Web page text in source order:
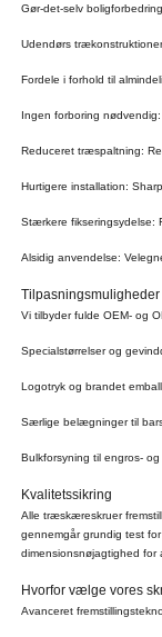
Gør-det-selv
Udendørs
Fordele i forhold til
Ingen forboring
Reduceret træspaltning:
Hurtigere installation:
Stærkere fikseringsydelse:
Alsidig anvendelse:
Tilpasningsmuligheder
Vi tilbyder fulde OEM- og
Specialstørrelser og
Logotryk og brandet
Særlige belægninger til
Bulkforsyning til engros-
Kvalitetssikring
Alle træskæreskruer
gennemgår grundig test
dimensionsnøjagtighed for
Hvorfor vælge vores
Avanceret